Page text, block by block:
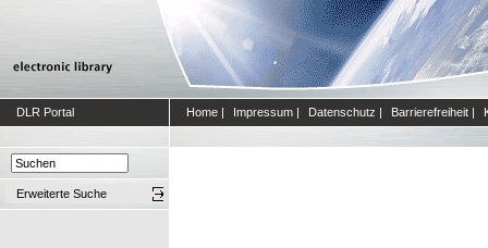
DLR Portal Home | Impressum | Datenschutz | Barrierefreiheit |
Erweiterte Suche